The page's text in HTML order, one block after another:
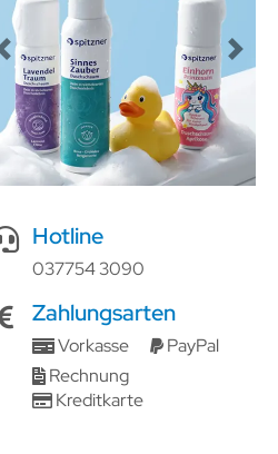
Previous Next
Hotline
037754 3090
Zahlungsarten
Vorkasse
PayPal
Rechnung
Kreditkarte